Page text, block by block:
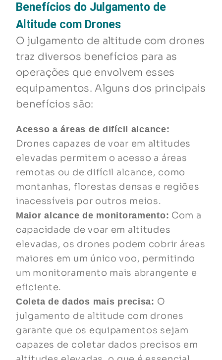
Benefícios do Julgamento de
Altitude com Drones
O julgamento de altitude com drones
traz diversos benefícios para as
operações que envolvem esses
equipamentos. Alguns dos principais
benefícios são:
Acesso a áreas de difícil alcance:
Drones capazes de voar em altitudes
elevadas permitem o acesso a áreas
remotas ou de difícil alcance, como
montanhas, florestas densas e regiões
inacessíveis por outros meios.
Maior alcance de monitoramento: Com a
capacidade de voar em altitudes
elevadas, os drones podem cobrir áreas
maiores em um único voo, permitindo
um monitoramento mais abrangente e
eficiente.
Coleta de dados mais precisa: O
julgamento de altitude com drones
garante que os equipamentos sejam
capazes de coletar dados precisos em